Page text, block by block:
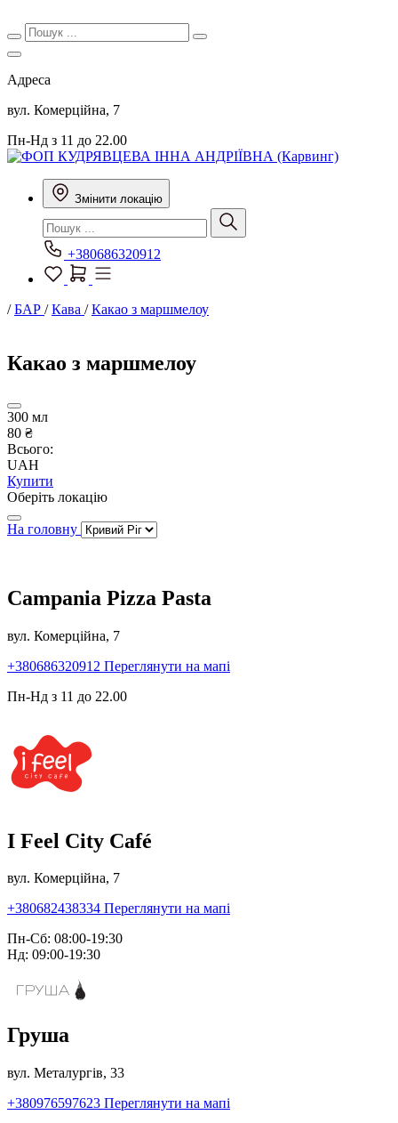
Адреса
вул. Комерційна, 7
Пн-Нд з 11 до 22.00
Змінити локацію
+380686320912
/БАР /Кава /Какао з маршмелоу
Какао з маршмелоу
300 мл
80 ₴
Всього:
UAH
Купити
Оберіть локацію
На головну
Campania Pizza Pasta
вул. Комерційна, 7
+380686320912 Переглянути на мапі
Пн-Нд з 11 до 22.00
I Feel City Café
вул. Комерційна, 7
+380682438334 Переглянути на мапі
Пн-Сб: 08:00-19:30
Нд: 09:00-19:30
Груша
вул. Металургів, 33
+380976597623 Переглянути на мапі